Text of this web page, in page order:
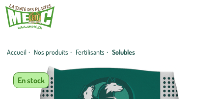
Accueil · Nos produits · Fertilisants · Solubles
En stock